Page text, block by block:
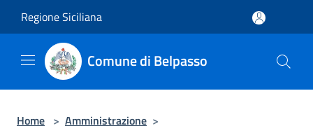
Regione Siciliana
Comune di Belpasso
Home > Amministrazione >